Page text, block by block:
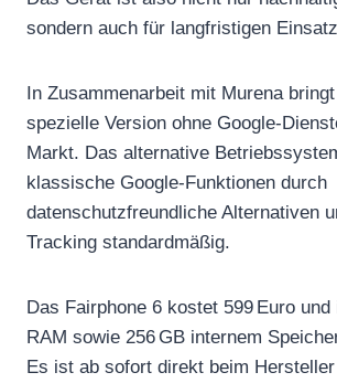
sondern auch für langfristigen
In Zusammenarbeit mit Murena
spezielle Version ohne Google-
Markt. Das alternative
klassische Google-Funktionen durch
datenschutzfreundliche Alternativen
Tracking standardmäßig.
Das Fairphone 6 kostet 599 Euro
RAM sowie 256 GB internem
Es ist ab sofort direkt beim